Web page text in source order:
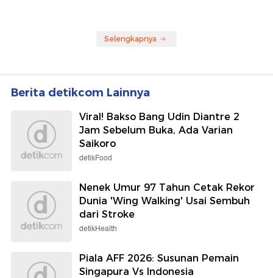
Selengkapnya
Berita detikcom Lainnya
Viral! Bakso Bang Udin Diantre 2
Jam Sebelum Buka, Ada Varian
Saikoro
detikFood
Nenek Umur 97 Tahun Cetak Rekor
Dunia 'Wing Walking' Usai Sembuh
dari Stroke
detikHealth
Piala AFF 2026: Susunan Pemain
Singapura Vs Indonesia